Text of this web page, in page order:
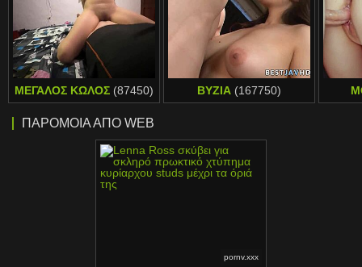
ΜΕΓΆΛΟΣ ΚΏΛΟΣ (87450) ΒΥΖΙΆ (167750)
ΠΑΡΌΜΟΙΑ ΑΠΌ WEB
pornv.xxx